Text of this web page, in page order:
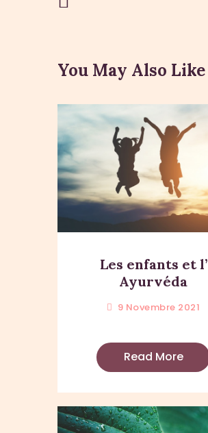
You May Also Like
Les enfants et l’
Ayurvéda
9 Novembre 2021
Read More